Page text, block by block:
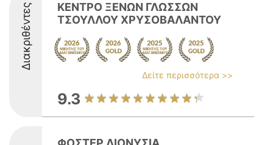
Διακριθέντες
ΚΕΝΤΡΟ ΞΕΝΩΝ ΓΛΩΣΣΩΝ
ΤΣΟΥΛΛΟΥ ΧΡΥΣΟΒΑΛΑΝΤΟΥ
Δείτε περισσότερα >>
9.3